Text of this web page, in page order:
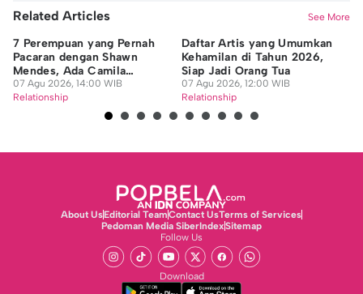
Related Articles See More
7 Perempuan yang Pernah
Pacaran dengan Shawn
Mendes, Ada Camila
Cabello
07 Agu 2026, 14:00 WIB
Relationship
Daftar Artis yang Umumkan
Kehamilan di Tahun 2026,
Siap Jadi Orang Tua
07 Agu 2026, 12:00 WIB
Relationship
About UsEditorial TeamContact UsTerms of Services
Pedoman Media SiberIndexSitemap
Follow Us
Download